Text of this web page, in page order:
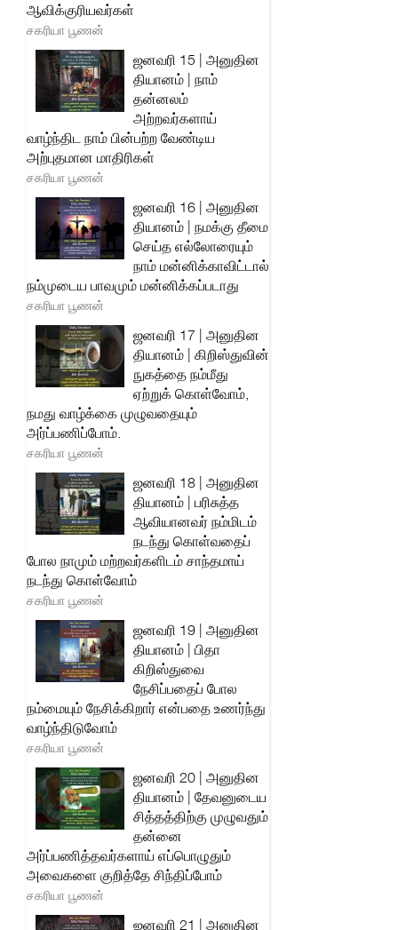
ஆவிக்குரியவர்கள்
சகரியா பூணன்
ஜனவரி 15 | அனுதின
தியானம் | நாம்
தன்னலம்
அற்றவர்களாய்
வாழ்ந்திட நாம் பின்பற்ற வேண்டிய
அற்புதமான மாதிரிகள்
சகரியா பூணன்
ஜனவரி 16 | அனுதின
தியானம் | நமக்கு தீமை
செய்த எல்லோரையும்
நாம் மன்னிக்காவிட்டால்
நம்முடைய பாவமும் மன்னிக்கப்படாது
சகரியா பூணன்
ஜனவரி 17 | அனுதின
தியானம் | கிறிஸ்துவின்
நுகத்தை நம்மீது
ஏற்றுக் கொள்வோம்,
நமது வாழ்க்கை முழுவதையும்
அர்ப்பணிப்போம்.
சகரியா பூணன்
ஜனவரி 18 | அனுதின
தியானம் | பரிசுத்த
ஆவியானவர் நம்மிடம்
நடந்து கொள்வதைப்
போல நாமும் மற்றவர்களிடம் சாந்தமாய்
நடந்து கொள்வோம்
சகரியா பூணன்
ஜனவரி 19 | அனுதின
தியானம் | பிதா
கிறிஸ்துவை
நேசிப்பதைப் போல
நம்மையும் நேசிக்கிறார் என்பதை உணர்ந்து
வாழ்ந்திடுவோம்
சகரியா பூணன்
ஜனவரி 20 | அனுதின
தியானம் | தேவனுடைய
சித்தத்திற்கு முழுவதும்
தன்னை
அர்ப்பணித்தவர்களாய் எப்பொழுதும்
அவைகளை குறித்தே சிந்திப்போம்
சகரியா பூணன்
ஜனவரி 21 | அனுதின